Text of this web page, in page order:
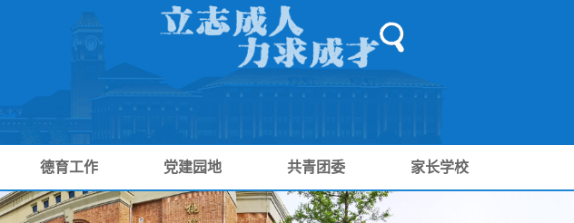
德育工作 党建园地 共青团委 家长学校